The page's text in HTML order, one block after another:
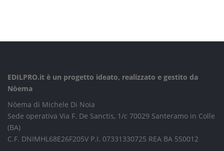
EDILPRO.it è un progetto ideato, realizzato e gestito da
Nòema
Nòema di Michele Di Noia
Sede operativa Via F. De Sanctis, 1/c 70029 Santeramo in Colle
(BA)
C.F. DNIMHL68E26F205V P.I. 07331330725 REA BA 550012